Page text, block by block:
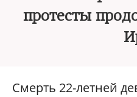
протесты
Смерть 22-летней